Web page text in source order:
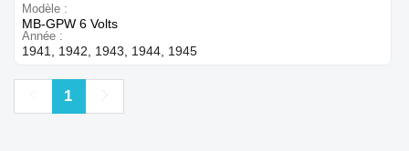
Modèle
MB-GPW 6 Volts
Année
1941, 1942, 1943, 1944, 1945
Précédent
1